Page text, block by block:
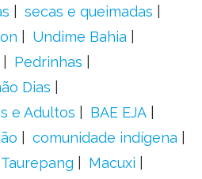
secas e queimadas
Undime Bahia
Pedrinhas
Dias
e Adultos
BAE EJA
comunidade indígena
Taurepang
Macuxi